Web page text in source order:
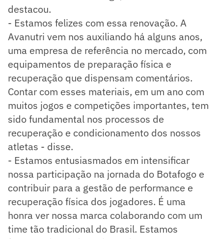
destacou.
- Estamos felizes com essa renovação. A
Avanutri vem nos auxiliando há alguns anos,
uma empresa de referência no mercado, com
equipamentos de preparação física e
recuperação que dispensam comentários.
Contar com esses materiais, em um ano com
muitos jogos e competições importantes, tem
sido fundamental nos processos de
recuperação e condicionamento dos nossos
atletas - disse.
- Estamos entusiasmados em intensificar
nossa participação na jornada do Botafogo e
contribuir para a gestão de performance e
recuperação física dos jogadores. É uma
honra ver nossa marca colaborando com um
time tão tradicional do Brasil. Estamos